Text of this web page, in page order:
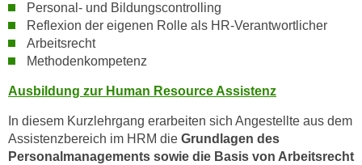
Personal- und Bildungscontrolling
Reflexion der eigenen Rolle als HR-Verantwortlicher
Arbeitsrecht
Methodenkompetenz
Ausbildung zur Human Resource Assistenz
In diesem Kurzlehrgang erarbeiten sich Angestellte aus dem
Assistenzbereich im HRM die Grundlagen des
Personalmanagements sowie die Basis von Arbeitsrecht
k
e
n
i
a
u